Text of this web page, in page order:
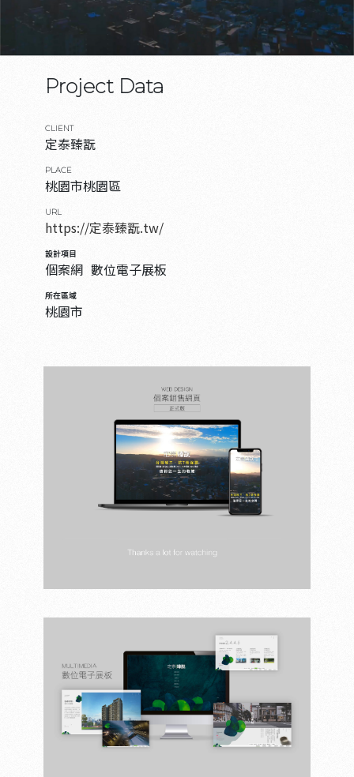
Project Data
CLIENT
定泰臻翫
PLACE
桃園市桃園區
URL
https://定泰臻翫.tw/
設計項目
個案網 數位電子展板
所在區域
桃園市